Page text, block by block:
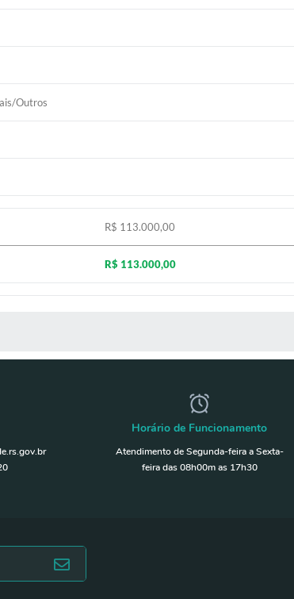
Outros
R$ 113.000,00
R$ 113.000,00
Horário de Funcionamento
Atendimento de Segunda-feira a Sexta-
feira das 08h00m as 17h30